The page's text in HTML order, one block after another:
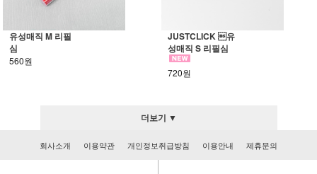
유성매직 M 리필
심
560원
JUSTCLICK 유
성매직 S 리필심
720원
더보기 ▼
회사소개 이용약관 개인정보취급방침 이용안내 제휴문의